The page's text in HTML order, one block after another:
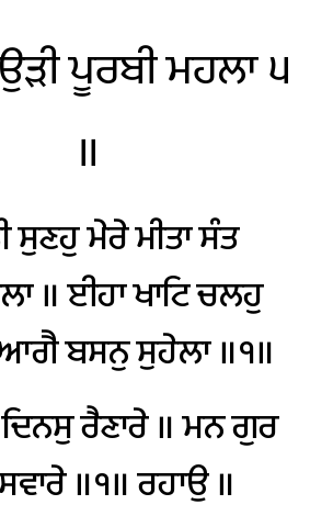
ਪੂਰਬੀਮਹਲਾ੫
॥
ਸੁਣਹੁਮੇਰੇਮੀਤਾਸੰਤ
॥ਈਹਾਖਾਟਿਚਲਹੁ
ਬਸਨੁਸੁਹੇਲਾ॥੧॥
ਰੈਣਾਰੇ॥ਮਨਗੁਰ
॥੧॥ਰਹਾਉ॥